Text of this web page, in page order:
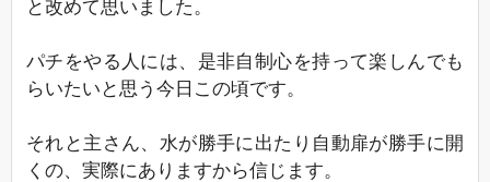
と改めて思いました。
パチをやる人には、是非自制心を持って楽しんでも
らいたいと思う今日この頃です。
それと主さん、水が勝手に出たり自動扉が勝手に開
くの、実際にありますから信じます。